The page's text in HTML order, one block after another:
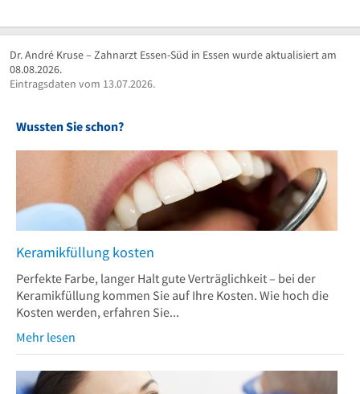
Dr. André Kruse – Zahnarzt Essen-Süd in Essen wurde aktualisiert am
08.08.2026.
Eintragsdaten vom 13.07.2026.
Wussten Sie schon?
Keramikfüllung kosten
Perfekte Farbe, langer Halt gute Verträglichkeit – bei der
Keramikfüllung kommen Sie auf Ihre Kosten. Wie hoch die
Kosten werden, erfahren Sie...
Mehr lesen